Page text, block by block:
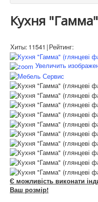
Кухня
Хиты: 11541 |Рейтинг:
Увеличить
Є можливість виконати
Ваш розмір!